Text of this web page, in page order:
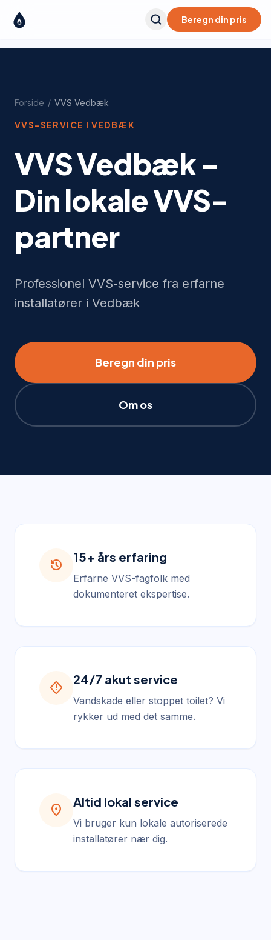
Beregn din pris
Forside / VVS Vedbæk
VVS-SERVICE I VEDBÆK
VVS Vedbæk -
Din lokale VVS-
partner
Professionel VVS-service fra erfarne
installatører i Vedbæk
Beregn din pris
Om os
history
15+ års erfaring
Erfarne VVS-fagfolk med
dokumenteret ekspertise.
emergency_home
24/7 akut service
Vandskade eller stoppet toilet? Vi
rykker ud med det samme.
location_on
Altid lokal service
Vi bruger kun lokale autoriserede
installatører nær dig.